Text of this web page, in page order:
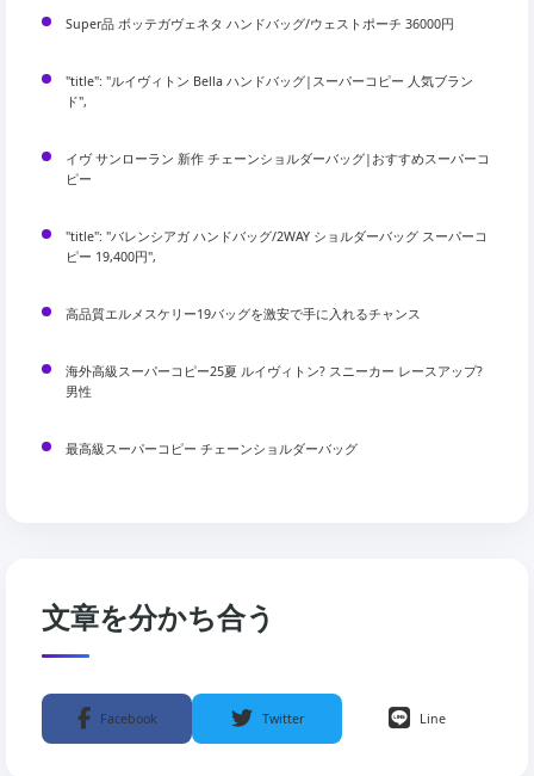
Super品 ボッテガヴェネタ ハンドバッグ/ウェストポーチ 36000円
"title": "ルイヴィトン Bella ハンドバッグ|スーパーコピー 人気ブラン
ド",
イヴ サンローラン 新作 チェーンショルダーバッグ|おすすめスーパーコ
ピー
"title": "バレンシアガ ハンドバッグ/2WAY ショルダーバッグ スーパーコ
ピー 19,400円",
高品質エルメスケリー19バッグを激安で手に入れるチャンス
海外高級スーパーコピー25夏 ルイヴィトン? スニーカー レースアップ?
男性
最高級スーパーコピー チェーンショルダーバッグ
文章を分かち合う
Facebook Twitter Line